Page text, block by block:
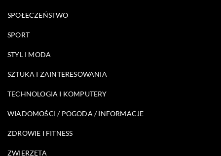
SPOŁECZEŃSTWO
SPORT
STYL I MODA
SZTUKA I ZAINTERESOWANIA
TECHNOLOGIA I KOMPUTERY
WIADOMOŚCI / POGODA / INFORMACJE
ZDROWIE I FITNESS
ZWIERZĘTA